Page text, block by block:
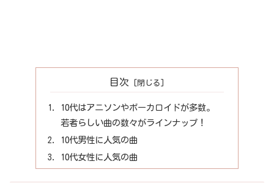
目次
10代はアニソンやボーカロイドが多数。
若者らしい曲の数々がラインナップ！
10代男性に人気の曲
10代女性に人気の曲